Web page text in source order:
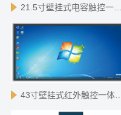
21.5寸壁挂式电容触控一体机-X86版
43寸壁挂式红外触控一体机-X86版